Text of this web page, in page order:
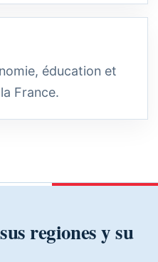
éducation et
France.
regiones y su